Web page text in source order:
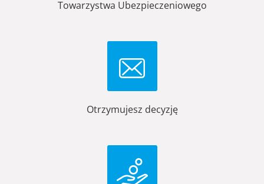
Towarzystwa Ubezpieczeniowego
Otrzymujesz decyzję